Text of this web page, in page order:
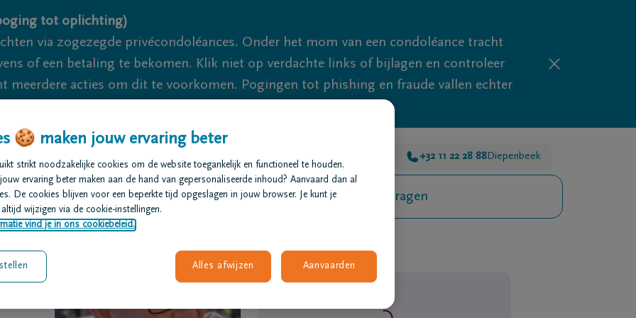
tot oplichting)
via zogezegde privécondoléances. Onder het mom van een condoléance tracht
of een betaling te bekomen. Klik niet op verdachte links of bijlagen en controleer
meerdere acties om dit te voorkomen. Pogingen tot phishing en fraude vallen echter
We zijn er voor je 24u/24 +32 11 22 28 88Diepenbeek
regelen Overlijdensberichten Onze uitvaartcentra Veelgestelde vragen
🍪 maken jouw ervaring beter
strikt noodzakelijke cookies om de website toegankelijk en functioneel te houden.
ervaring beter maken aan de hand van gepersonaliseerde inhoud? Aanvaard dan al
De cookies blijven voor een beperkte tijd opgeslagen in jouw browser. Je kunt je
wijzigen via de cookie-instellingen.
vind je in ons cookiebeleid.
Alles afwijzen Aanvaarden